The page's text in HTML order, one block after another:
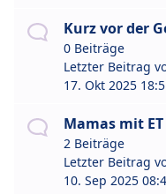
Kurz vor der
0 Beiträge
Letzter Beitrag
17. Okt 2025
Mamas mit
2 Beiträge
Letzter Beitrag
10. Sep 2025